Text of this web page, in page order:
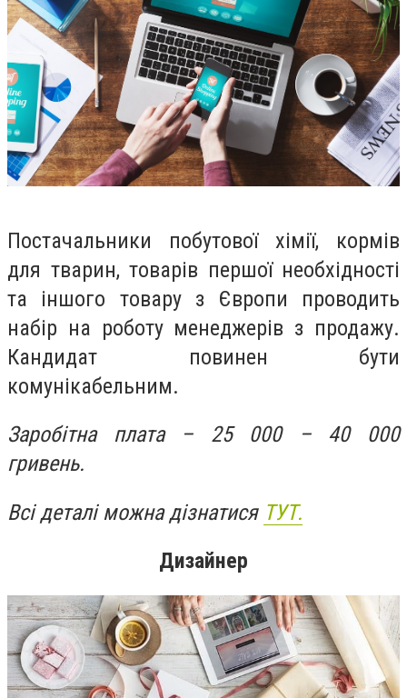
Постачальники побутової хімії, кормів
для тварин, товарів першої необхідності
та іншого товару з Європи проводить
набір на роботу менеджерів з продажу.
Кандидат повинен бути
комунікабельним.
Заробітна плата – 25 000 – 40 000
гривень.
Всі деталі можна дізнатися ТУТ.
Дизайнер